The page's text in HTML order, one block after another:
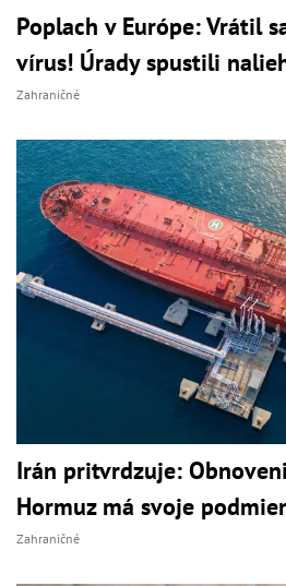
Poplach v Európe: Vrátil
vírus! Úrady spustili
Zahraničné
Irán pritvrdzuje:
Hormuz má svoje
Zahraničné